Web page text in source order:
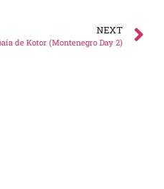
NEXT
de Kotor (Montenegro Day 2)